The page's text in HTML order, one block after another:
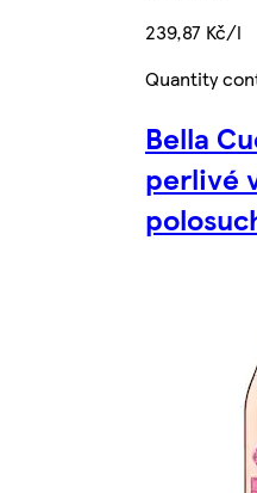
239,87 Kč/l
Quantity
Bella
perlivé